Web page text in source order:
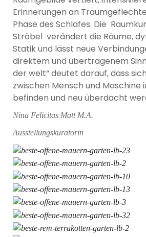
Erinnerungen an
Phase des Schlafes. Die
Ströbel verändert die Räume,
Statik und lässt neue
direktem und übertragenem
der welt“ deutet darauf, dass
zwischen Mensch und Maschine
befinden und neu überdacht
Nina Felicitas Matt M.A.
Ausstellungskuratorin